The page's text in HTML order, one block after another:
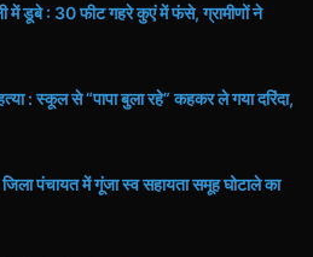
में डूबे : 30 फीट गहरे कुएं में फंसे, ग्रामीणों ने
: स्कूल से “पापा बुला रहे” कहकर ले गया दरिंदा,
पंचायत में गूंजा स्व सहायता समूह घोटाले का